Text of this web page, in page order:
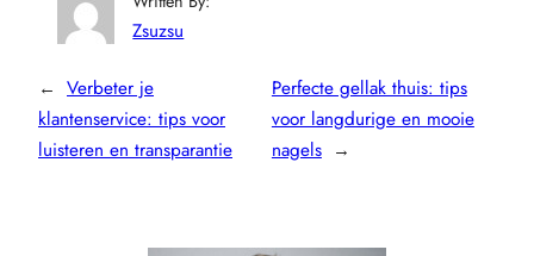
Zsuzsu
← Verbeter je
klantenservice: tips voor
luisteren en transparantie
Perfecte gellak thuis: tips
voor langdurige en mooie
nagels →